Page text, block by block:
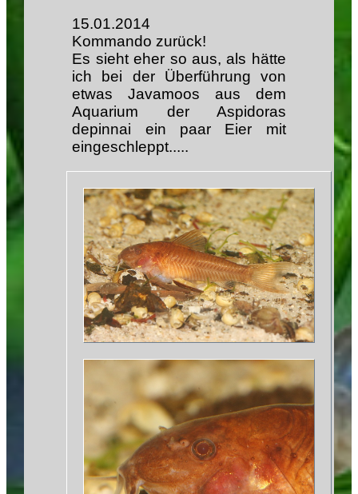
15.01.2014
Kommando zurück!
Es sieht eher so aus, als hätte
ich bei der Überführung von
etwas Javamoos aus dem
Aquarium der Aspidoras
depinnai ein paar Eier mit
eingeschleppt.....